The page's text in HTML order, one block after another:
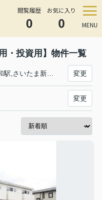
閲覧履歴
0
お気に入り
0 MENU
・投資用】物件一覧
変更
変更